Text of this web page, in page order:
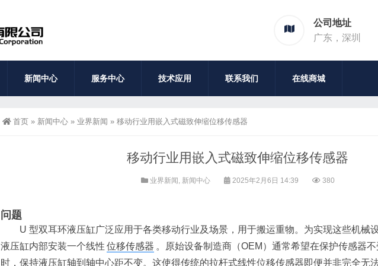
公司地址
广东，深圳
新闻中心 服务中心 技术应用 联系我们 在线商城
首页 » 新闻中心 » 业界新闻 » 移动行业用嵌入式磁致伸缩位移传感器
移动行业用嵌入式磁致伸缩位移传感器
业界新闻 , 新闻中心 2025年2月6日 14:39 380
问题
U 型双耳环液压缸广泛应用于各类移动行业及场景，用于搬运重物。为实现这些机械
液压缸内部安装一个线性 位移传感器 。原始设备制造商（OEM）通常希望在保护传感器
时，保持液压缸轴到轴中心距不变。这使得传统的拉杆式线性位移传感器即便并非完全无